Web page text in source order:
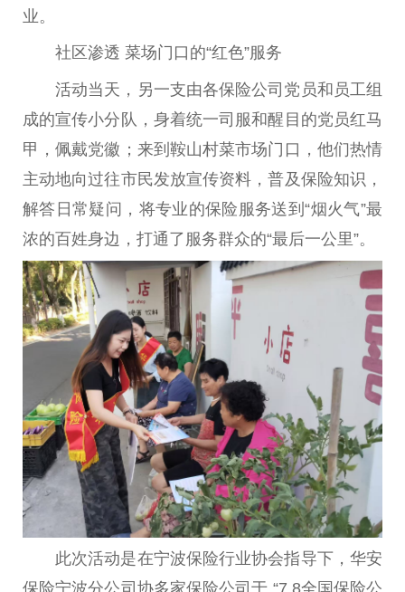
业。
社区渗透 菜场门口的“红色”服务
活动当天，另一支由各保险公司党员和员工组
成的宣传小分队，身着统一司服和醒目的党员红马
甲，佩戴党徽；来到鞍山村菜市场门口，他们热情
主动地向过往市民发放宣传资料，普及保险知识，
解答日常疑问，将专业的保险服务送到“烟火气”最
浓的百姓身边，打通了服务群众的“最后一公里”。
此次活动是在宁波保险行业协会指导下，华安
保险宁波分公司协多家保险公司于 “7.8全国保险公